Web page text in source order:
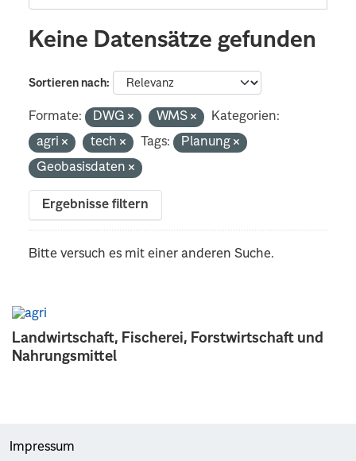
Landwirtschaft, Fischerei, Forstwirtschaft und
Nahrungsmittel
Keine Datensätze gefunden
Sortieren nach
Formate: DWG WMS
Kategorien:
agri
tech Tags:
Planung
Geobasisdaten
Ergebnisse filtern
Bitte versuch es mit einer anderen Suche.
Impressum